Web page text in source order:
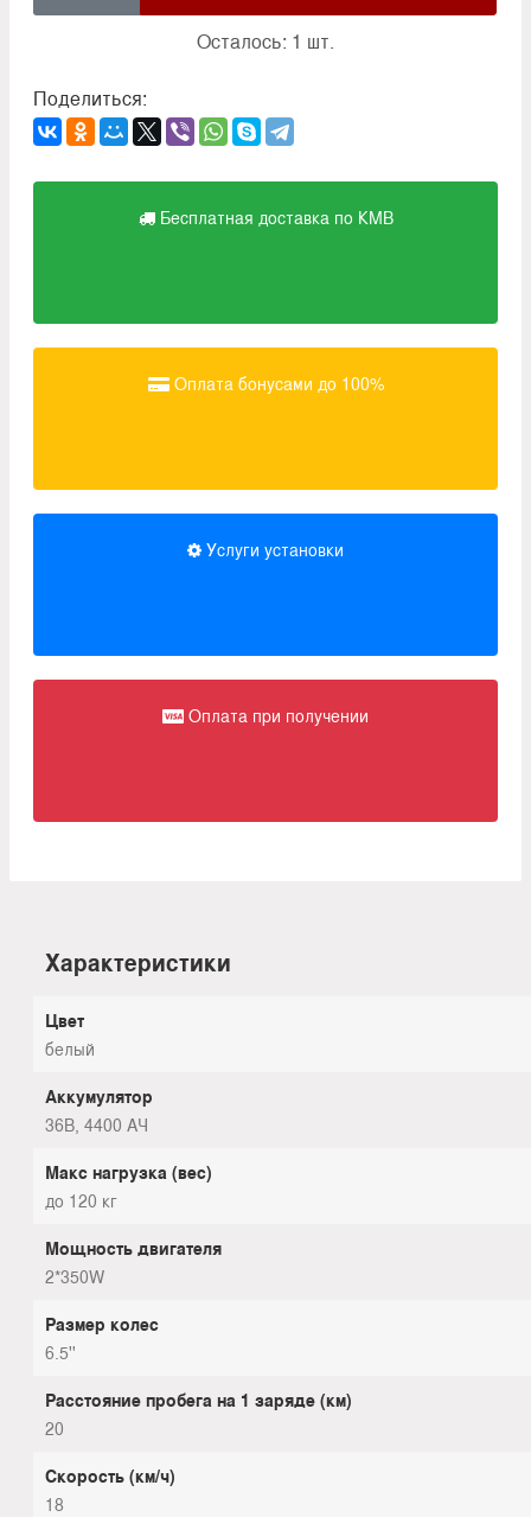
Осталось: 1 шт.
Поделиться:
Бесплатная доставка по КМВ
Оплата бонусами до 100%
Услуги установки
Оплата при получении
Характеристики
Цвет
белый
Аккумулятор
36В, 4400 АЧ
Макс нагрузка (вес)
до 120 кг
Мощность двигателя
2*350W
Размер колес
6.5''
Расстояние пробега на 1 заряде (км)
20
Скорость (км/ч)
18